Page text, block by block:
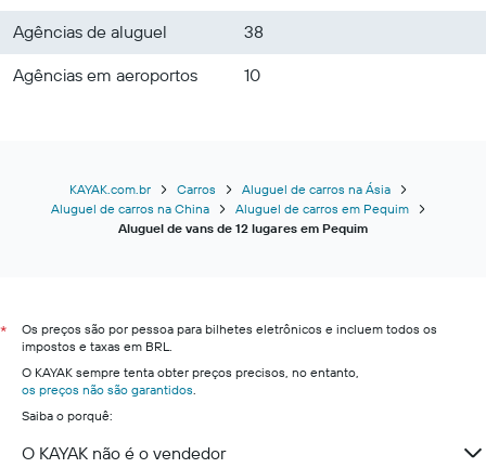
Agências de aluguel
38
Agências em aeroportos
10
KAYAK.com.br Carros
Aluguel de carros na Ásia
Aluguel de carros na China
Aluguel de carros em Pequim
Aluguel de vans de 12 lugares em Pequim
*
Os preços são por pessoa para bilhetes eletrônicos e incluem todos os
impostos e taxas em BRL.
O KAYAK sempre tenta obter preços precisos, no entanto,
os preços não são garantidos.
Saiba o porquê:
O KAYAK não é o vendedor